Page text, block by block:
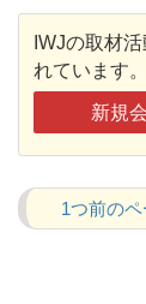
IWJの取材
れています
新規
1つ前の